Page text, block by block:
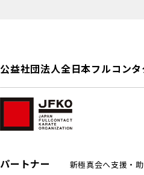
公益社団法人全日本フルコン
パートナー 新極真会へ支援・